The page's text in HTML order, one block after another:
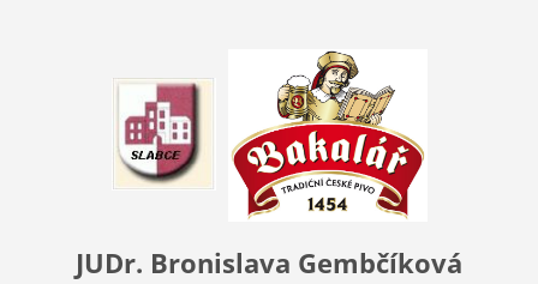
JUDr. Bronislava Gembčíková